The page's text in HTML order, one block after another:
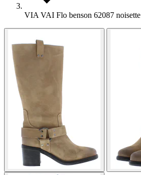
VIA VAI Flo benson 62087 noisette